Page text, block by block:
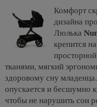
Комфорт
дизайна
Люлька
крепится
тканями, мягкий
здоровому сну
опускается и бесшумно
чтобы не нарушить сон